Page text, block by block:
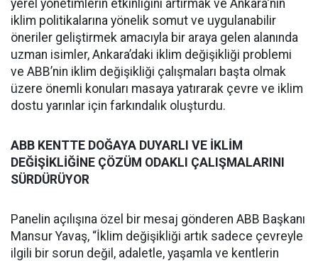
yerel yönetimlerin etkinliğini artırmak ve Ankara'nın
iklim politikalarına yönelik somut ve uygulanabilir
öneriler geliştirmek amacıyla bir araya gelen alanında
uzman isimler, Ankara’daki iklim değişikliği problemi
ve ABB’nin iklim değişikliği çalışmaları başta olmak
üzere önemli konuları masaya yatırarak çevre ve iklim
dostu yarınlar için farkındalık oluşturdu.
ABB KENTTE DOĞAYA DUYARLI VE İKLİM
DEĞİŞİKLİĞİNE ÇÖZÜM ODAKLI ÇALIŞMALARINI
SÜRDÜRÜYOR
Panelin açılışına özel bir mesaj gönderen ABB Başkanı
Mansur Yavaş, “İklim değişikliği artık sadece çevreyle
ilgili bir sorun değil, adaletle, yaşamla ve kentlerin